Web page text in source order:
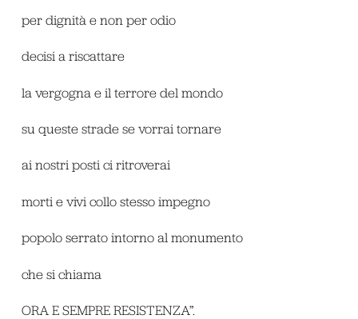
per dignità e non per odio
decisi a riscattare
la vergogna e il terrore del mondo
su queste strade se vorrai tornare
ai nostri posti ci ritroverai
morti e vivi collo stesso impegno
popolo serrato intorno al monumento
che si chiama
ORA E SEMPRE RESISTENZA”.